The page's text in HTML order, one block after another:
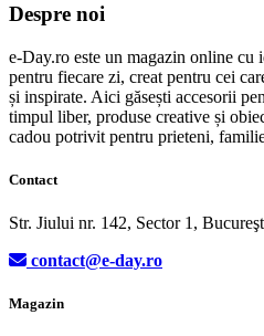
Despre noi
e-Day.ro este un magazin online cu
pentru fiecare zi, creat pentru cei
și inspirate. Aici găsești accesorii
timpul liber, produse creative și
cadou potrivit pentru prieteni,
Contact
Str. Jiului nr. 142, Sector 1,
contact@e-day.ro
Magazin